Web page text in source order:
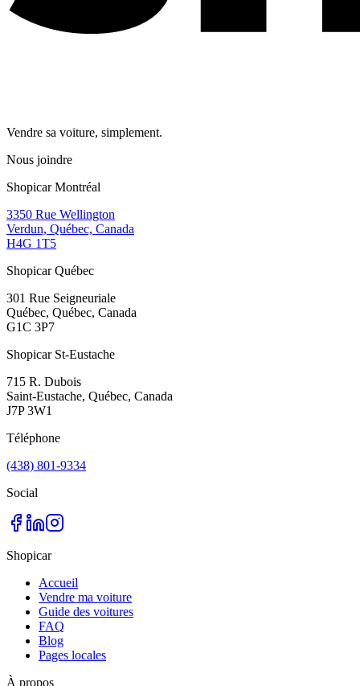
Vendre sa voiture, simplement.
Nous joindre
Shopicar Montréal
3350 Rue Wellington
Verdun, Québec, Canada
H4G 1T5
Shopicar Québec
301 Rue Seigneuriale
Québec, Québec, Canada
G1C 3P7
Shopicar St-Eustache
715 R. Dubois
Saint-Eustache, Québec, Canada
J7P 3W1
Téléphone
(438) 801-9334
Social
Shopicar
Accueil
Vendre ma voiture
Guide des voitures
FAQ
Blog
Pages locales
À propos